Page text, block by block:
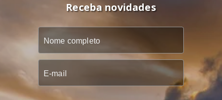
Receba novidades